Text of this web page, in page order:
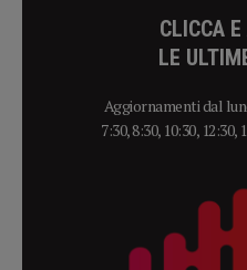
CLICCA
LE
Aggiornamenti dal
7:30, 8:30, 10:30, 12:30,